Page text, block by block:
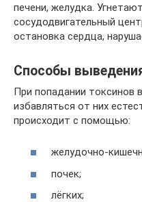
печени, желудка.
сосудодвигательный
остановка сердца,
Способы
При попадании токсинов
избавляться от них
происходит с помощью:
желудочно-
почек;
лёгких;